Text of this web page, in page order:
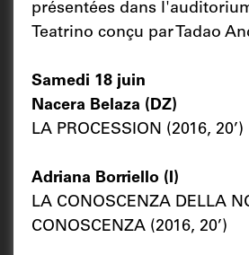
présentées dans
Teatrino conçu par Tadao
Samedi 18 juin
Nacera Belaza (DZ)
LA PROCESSION (2016, 20’)
Adriana Borriello (I)
LA CONOSCENZA DELLA
CONOSCENZA (2016, 20’)